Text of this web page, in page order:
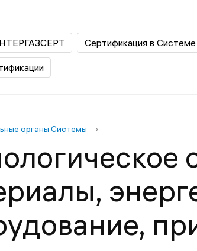
Сертификация в Системе
органы Системы ›